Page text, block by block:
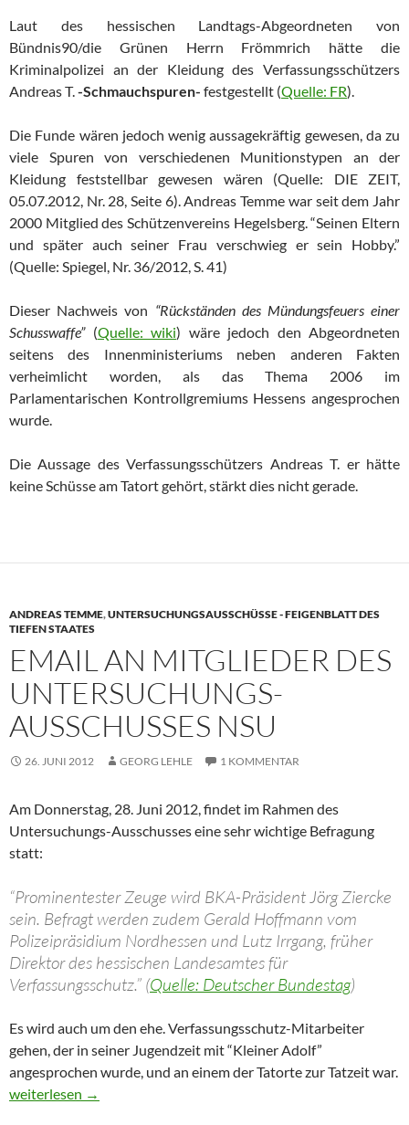
Laut des hessischen Landtags-Abgeordneten von
Bündnis90/die Grünen Herrn Frömmrich hätte die
Kriminalpolizei an der Kleidung des Verfassungsschützers
Andreas T.-Schmauchspuren- festgestellt (Quelle: FR).
Die Funde wären jedoch wenig aussagekräftig gewesen, da zu
viele Spuren von verschiedenen Munitionstypen an der
Kleidung feststellbar gewesen wären (Quelle: DIE ZEIT,
05.07.2012, Nr. 28, Seite 6). Andreas Temme war seit dem Jahr
2000 Mitglied des Schützenvereins Hegelsberg. “Seinen Eltern
und später auch seiner Frau verschwieg er sein Hobby.”
(Quelle: Spiegel, Nr. 36/2012, S. 41)
Dieser Nachweis von “Rückständen des Mündungsfeuers einer
Schusswaffe”(Quelle: wiki) wäre jedoch den Abgeordneten
seitens des Innenministeriums neben anderen Fakten
verheimlicht worden, als das Thema 2006 im
Parlamentarischen Kontrollgremiums Hessens angesprochen
wurde.
Die Aussage des Verfassungsschützers Andreas T. er hätte
keine Schüsse am Tatort gehört, stärkt dies nicht gerade.
ANDREAS TEMME,UNTERSUCHUNGSAUSSCHÜSSE - FEIGENBLATT DES
TIEFEN STAATES
EMAIL AN MITGLIEDER DES
UNTERSUCHUNGS-
AUSSCHUSSES NSU
26. JUNI 2012 GEORG LEHLE 1 KOMMENTAR
Am Donnerstag, 28. Juni 2012, findet im Rahmen des
Untersuchungs-Ausschusses eine sehr wichtige Befragung
statt:
“Prominentester Zeuge wird BKA-Präsident Jörg Ziercke
sein. Befragt werden zudem Gerald Hoffmann vom
Polizeipräsidium Nordhessen und Lutz Irrgang, früher
Direktor des hessischen Landesamtes für
Verfassungsschutz.” (Quelle: Deutscher Bundestag)
Es wird auch um den ehe. Verfassungsschutz-Mitarbeiter
gehen, der in seiner Jugendzeit mit “Kleiner Adolf”
angesprochen wurde, und an einem der Tatorte zur Tatzeit war.
email an Mitglieder des Untersuchungs-Ausschusses NSU
weiterlesen →